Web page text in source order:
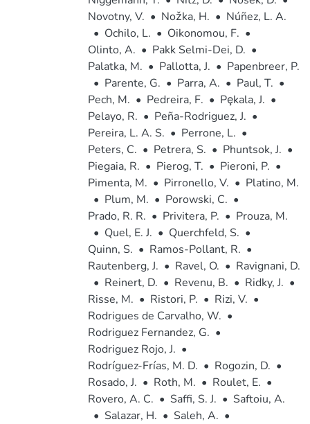
Novotny, V. • Nožka, H. • Núñez, L. A.
• Ochilo, L. • Oikonomou, F. •
Olinto, A. • Pakk Selmi-Dei, D. •
Palatka, M. • Pallotta, J. • Papenbreer, P.
• Parente, G. • Parra, A. • Paul, T. •
Pech, M. • Pedreira, F. • Pȩkala, J. •
Pelayo, R. • Peña-Rodriguez, J. •
Pereira, L. A. S. • Perrone, L. •
Peters, C. • Petrera, S. • Phuntsok, J. •
Piegaia, R. • Pierog, T. • Pieroni, P. •
Pimenta, M. • Pirronello, V. • Platino, M.
• Plum, M. • Porowski, C. •
Prado, R. R. • Privitera, P. • Prouza, M.
• Quel, E. J. • Querchfeld, S. •
Quinn, S. • Ramos-Pollant, R. •
Rautenberg, J. • Ravel, O. • Ravignani, D.
• Reinert, D. • Revenu, B. • Ridky, J. •
Risse, M. • Ristori, P. • Rizi, V. •
Rodrigues de Carvalho, W. •
Rodriguez Fernandez, G. •
Rodriguez Rojo, J. •
Rodríguez-Frías, M. D. • Rogozin, D. •
Rosado, J. • Roth, M. • Roulet, E. •
Rovero, A. C. • Saffi, S. J. • Saftoiu, A.
• Salazar, H. • Saleh, A. •